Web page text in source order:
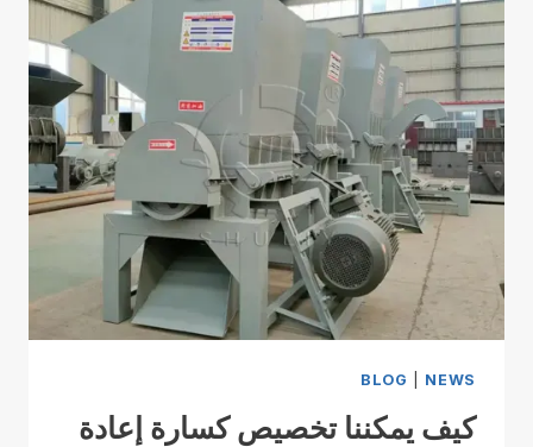
BLOG NEWS
كيف يمكننا تخصيص كسارة إعادة